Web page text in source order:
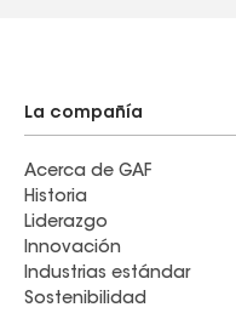
La compañía
Acerca de GAF
Historia
Liderazgo
Innovación
Industrias estándar
Sostenibilidad